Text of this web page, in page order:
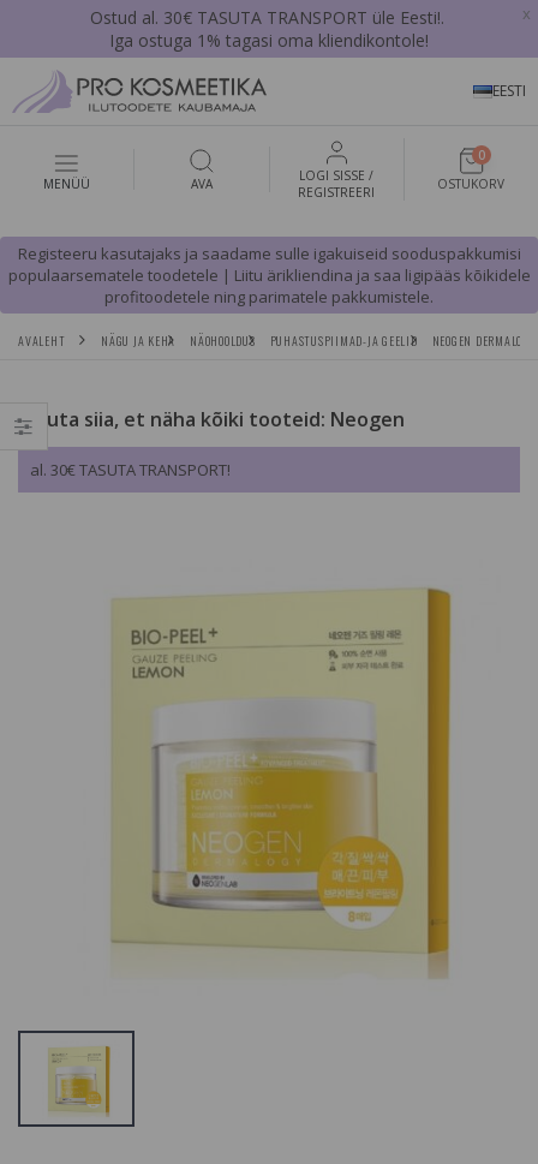
Ostud al. 30€ TASUTA TRANSPORT üle Eesti!.
Iga ostuga 1% tagasi oma kliendikontole!
x
EESTI
MENÜÜ AVA
LOGI SISSE /
REGISTREERI
0
OSTUKORV
Registeeru kasutajaks ja saadame sulle igakuiseid sooduspakkumisi
populaarsematele toodetele | Liitu ärikliendina ja saa ligipääs kõikidele
profitoodetele ning parimatele pakkumistele.
AVALEHT NÄGU JA KEHA NÄOHOOLDUS PUHASTUSPIIMAD-JA GEELID NEOGEN
Vajuta siia, et näha kõiki tooteid: Neogen
al. 30€ TASUTA TRANSPORT!